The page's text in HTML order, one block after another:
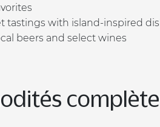
tastings with island-inspired
beers and select wines